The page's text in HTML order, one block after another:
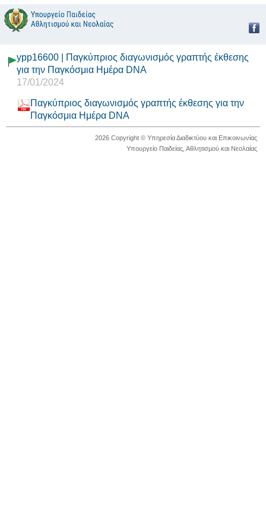
ypp16600 | Παγκύπριος διαγωνισμός γραπτής έκθεσης
για την Παγκόσμια Ημέρα DNA
17/01/2024
Παγκύπριος διαγωνισμός γραπτής έκθεσης για την
Παγκόσμια Ημέρα DNA
2026 Copyright © Υπηρεσία Διαδικτύου και Επικοινωνίας
Υπουργείο Παιδείας, Αθλητισμού και Νεολαίας